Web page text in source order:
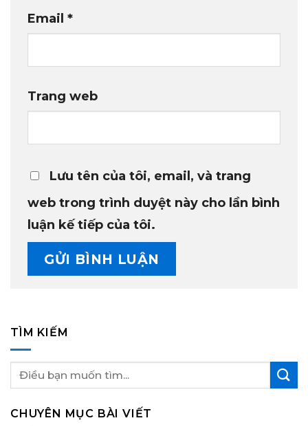
Email *
Trang web
Lưu tên của tôi, email, và trang
web trong trình duyệt này cho lần bình
luận kế tiếp của tôi.
TÌM KIẾM
CHUYÊN MỤC BÀI VIẾT